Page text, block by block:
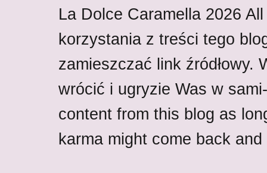
La Dolce Caramella 2026
korzystania z treści tego
zamieszczać link źródłowy.
wrócić i ugryzie Was w
content from this blog as
karma might come back